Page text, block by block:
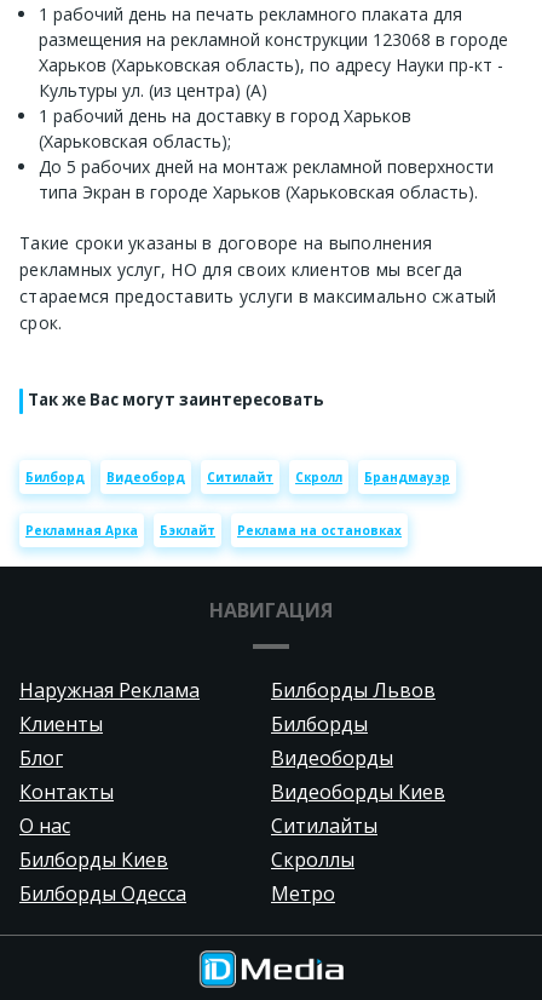
1 рабочий день на печать рекламного плаката для
размещения на рекламной конструкции 123068 в городе
Харьков (Харьковская область), по адресу Науки пр-кт -
Культуры ул. (из центра) (А)
1 рабочий день на доставку в город Харьков
(Харьковская область);
До 5 рабочих дней на монтаж рекламной поверхности
типа Экран в городе Харьков (Харьковская область).
Такие сроки указаны в договоре на выполнения
рекламных услуг, НО для своих клиентов мы всегда
стараемся предоставить услуги в максимально сжатый
срок.
Так же Вас могут заинтересовать
Билборд Видеоборд Ситилайт Скролл Брандмауэр
Рекламная Арка Бэклайт Реклама на остановках
НАВИГАЦИЯ
Наружная Реклама
Билборды Львов
Клиенты
Билборды
Блог
Видеоборды
Контакты
Видеоборды Киев
О нас
Ситилайты
Билборды Киев
Скроллы
Билборды Одесса
Метро